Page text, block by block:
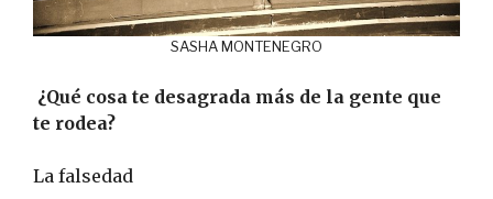
SASHA MONTENEGRO
¿Qué cosa te desagrada más de la gente que
te rodea?
La falsedad